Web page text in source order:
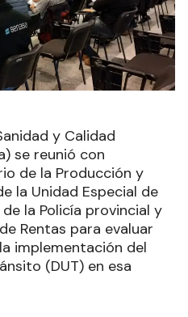
y Calidad
se reunió con
de la Producción y
la Unidad Especial de
la Policía provincial y
Rentas para evaluar
implementación del
(DUT) en esa